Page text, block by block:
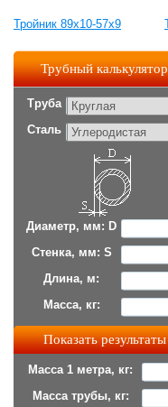
Тройник 89х10-57х9
Трубный калькулятор
Труба
Сталь
Диаметр, мм: D
Стенка, мм: S
Длина, м:
Масса, кг:
Масса 1 метра, кг:
Масса трубы, кг: